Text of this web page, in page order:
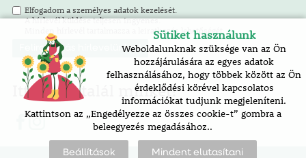
Elfogadom a személyes adatok kezelését.
A hírlevél küldése teljesen ingyenes.
Minden hírlevél tartalmazza a leiratkozás lehetőségét.
Itt is megtalál minket!
Sütiket használunk
Weboldalunknak szüksége van az Ön
hozzájárulására az egyes adatok
felhasználásához, hogy többek között az Ön
érdeklődési körével kapcsolatos
információkat tudjunk megjeleníteni.
Kattintson az „Engedélyezze az összes cookie-t” gombra a
beleegyezés megadásához..
Beállítások Mindent elutasítani